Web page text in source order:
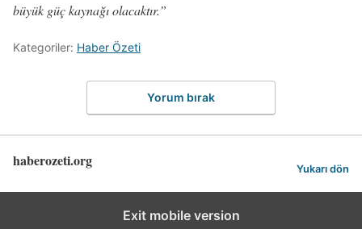
büyük güç kaynağı olacaktır.”
Kategoriler: Haber Özeti
Yorum bırak
haberozeti.org Yukarı dön
Exit mobile version